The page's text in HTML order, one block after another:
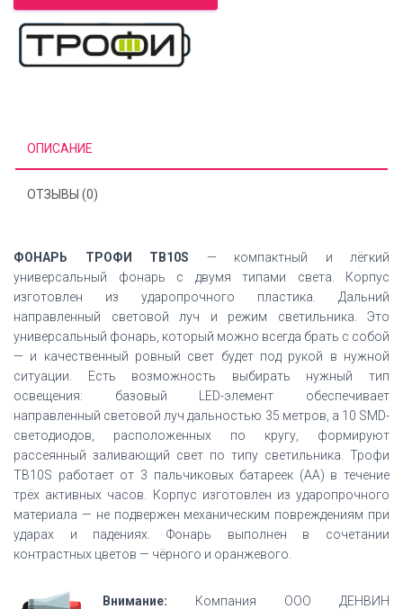
ОПИСАНИЕ
ОТЗЫВЫ (0)
ФОНАРЬ ТРОФИ TB10S — компактный и лёгкий
универсальный фонарь с двумя типами света. Корпус
изготовлен из ударопрочного пластика. Дальний
направленный световой луч и режим светильника. Это
универсальный фонарь, который можно всегда брать с собой
— и качественный ровный свет будет под рукой в нужной
ситуации. Есть возможность выбирать нужный тип
освещения: базовый LED-элемент обеспечивает
направленный световой луч дальностью 35 метров, а 10 SMD-
светодиодов, расположенных по кругу, формируют
рассеянный заливающий свет по типу светильника. Трофи
TB10S работает от 3 пальчиковых батареек (АА) в течение
трёх активных часов. Корпус изготовлен из ударопрочного
материала — не подвержен механическим повреждениям при
ударах и падениях. Фонарь выполнен в сочетании
контрастных цветов — чёрного и оранжевого.
Внимание: Компания ООО ДЕНВИН